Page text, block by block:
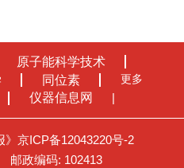
原子能科学技术
同位素
仪器信息网
更多
京ICP备12043220号-2
邮政编码: 102413